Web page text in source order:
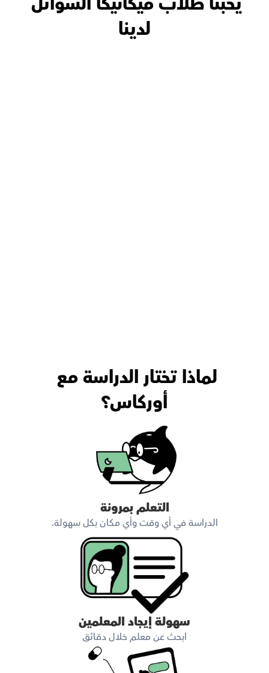
لدينا
أوركاس؟
التعلم بمرونة
الدراسة في أي وقت وأي مكان بكل سهولة.
سهولة إيجاد المعلمين
ابحث عن معلم خلال دقائق